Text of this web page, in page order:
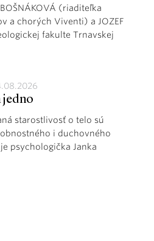
(riaditeľka
a chorých Viventi) a JOZEF
fakulte Trnavskej
jedno
starostlivosť o telo sú
i duchovného
psychologička Janka